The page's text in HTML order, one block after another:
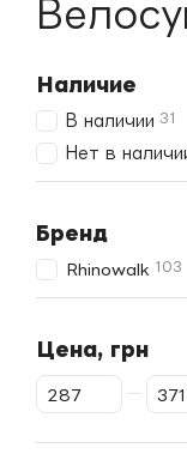
Наличие
В наличии 31
Нет в
Бренд
Rhinowalk 103
Цена, грн
От Цена, грн
До Цена, грн